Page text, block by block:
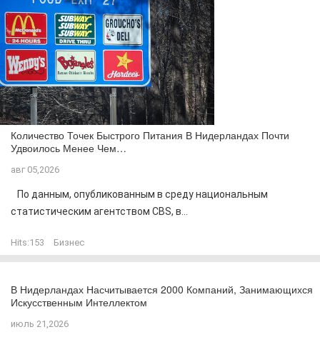
Количество Точек Быстрого Питания В Нидерландах Почти
Удвоилось Менее Чем…
авг 05,2026
По данным, опубликованным в среду национальным
статистическим агентством CBS, в...
Hits:153 Бизнес
В Нидерландах Насчитывается 2000 Компаний, Занимающихся
Искусственным Интеллектом
июль 21,2026